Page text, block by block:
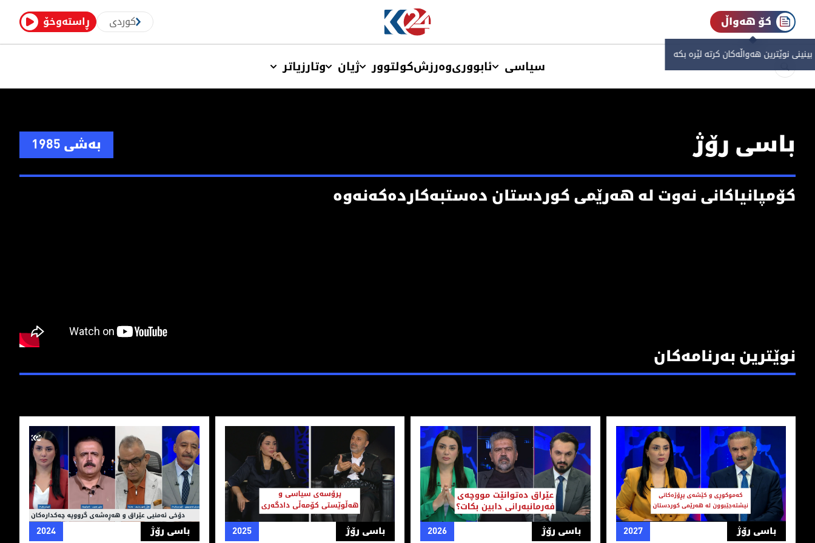
ڕاستەوخۆ کوردی کۆ هەواڵ
نوێترین هەواڵەکان کرتە لێرە بکە
سیاسی ئابووریوەرزشکولتوور ژیان وتارزیاتر
باسی رۆژ بەشی 1985
كۆمپانیاكانی نه‌وت له‌ هه‌رێمی كوردستان ده‌ستبه‌كارده‌كه‌نه‌وه‌
نوێترین بەرنامەکان
كه‌موكوڕی و كێشه‌ی پڕۆژه‌كانی نیشته‌جێبوون له‌ هه‌رێمی كوردستان
باسی رۆژ 2027 عێراق دەتوانێت مووچەی فەرمانبەرانی دابین بکات؟
باسی رۆژ 2026 پرۆسه‌ی سیاسی و هه‌ڵوێستی كۆمه‌ڵی دادگه‌ری
باسی رۆژ 2025 دۆخی ئه‌منیی عێراق و هه‌ڕه‌شه‌ی‌ گرووپه‌
باسی رۆژ 2024